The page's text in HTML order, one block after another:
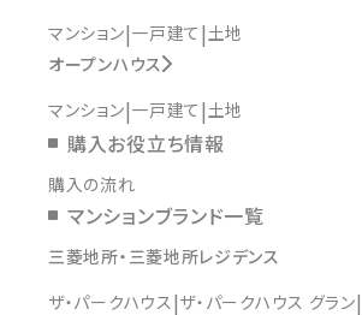
マンション 一戸建て 土地
オープンハウス
マンション 一戸建て 土地
購入お役立ち情報
購入の流れ
マンションブランド一覧
三菱地所・三菱地所レジデンス
ザ・パークハウス ザ・パークハウス グラン